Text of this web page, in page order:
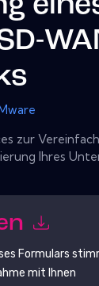
zur
Ihres
Formulars
mit Ihnen